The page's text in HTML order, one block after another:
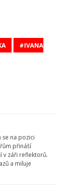
IVANA
na pozici
přináší
v záři reflektorů.
a miluje